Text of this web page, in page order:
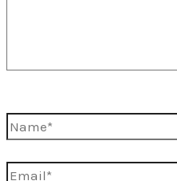
Name*
Email*